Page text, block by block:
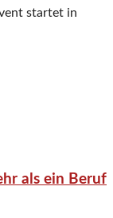
startet in
als ein Beruf